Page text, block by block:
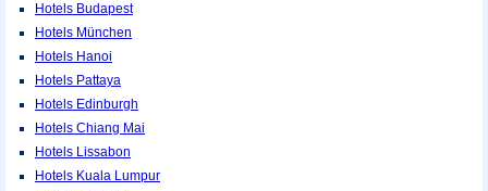
Hotels Budapest
Hotels München
Hotels Hanoi
Hotels Pattaya
Hotels Edinburgh
Hotels Chiang Mai
Hotels Lissabon
Hotels Kuala Lumpur